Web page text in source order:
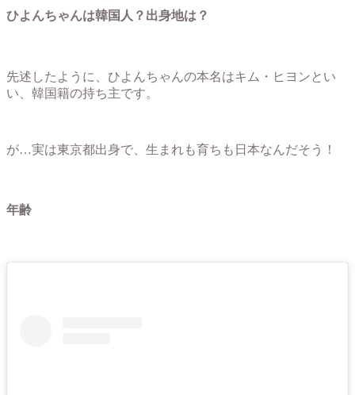
ひよんちゃんは韓国人？出身地は？
先述したように、ひよんちゃんの本名はキム・ヒヨンとい
い、韓国籍の持ち主です。
が…実は東京都出身で、生まれも育ちも日本なんだそう！
年齢